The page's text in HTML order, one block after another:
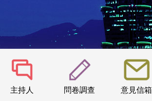
主持人 問卷調查 意見信箱
:::